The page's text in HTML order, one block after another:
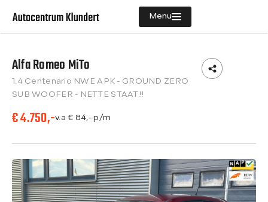
Menu
Diensten
Vacatures
Verkocht
Over ons
Contact
Alfa Romeo MiTo
1.4 Centenario NWE APK - GROUND ZERO
SUB WOOFER - NETTE STAAT!!
€ 4.750,-v.a € 84,- p/m